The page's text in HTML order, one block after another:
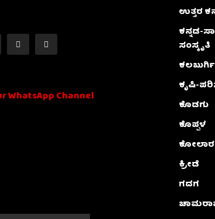
WhatsApp Channel
ಉತ್ತರ
ಕನ್ನಡ-
ಸಂಸ್ಕೃತಿ
ಕಲಬುರ್ಗಿ
ಕೃಷಿ-
ಕೊಡಗು
ಕೊಪ್ಪಳ
ಕೋಲಾರ
ಕ್ರೀಡೆ
ಗದಗ